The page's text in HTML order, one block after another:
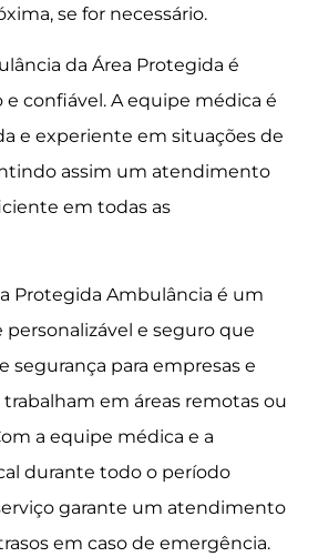
se for necessário.
da Área Protegida é
confiável. A equipe médica é
e experiente em situações de
assim um atendimento
em todas as
Protegida Ambulância é um
e seguro que
segurança para empresas e
em áreas remotas ou
a equipe médica e a
durante todo o período
garante um atendimento
em caso de emergência.